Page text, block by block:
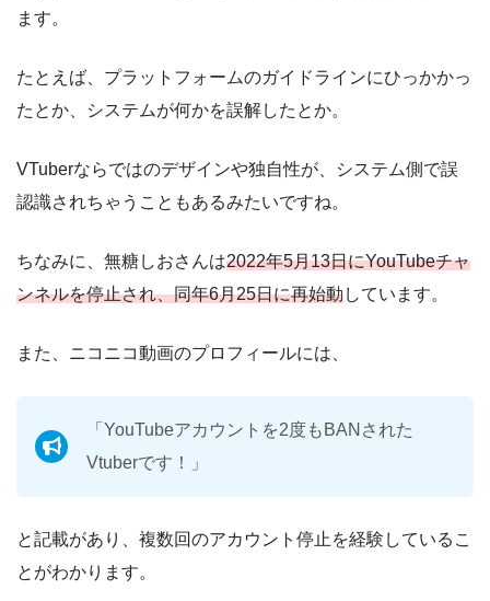
ます。
たとえば、プラットフォームのガイドラインにひっかかっ
たとか、システムが何かを誤解したとか。
VTuberならではのデザインや独自性が、システム側で誤
認識されちゃうこともあるみたいですね。
ちなみに、無糖しおさんは2022年5月13日にYouTubeチャ
ンネルを停止され、同年6月25日に再始動しています。
また、ニコニコ動画のプロフィールには、
「YouTubeアカウントを2度もBANされた
Vtuberです！」
と記載があり、複数回のアカウント停止を経験しているこ
とがわかります。